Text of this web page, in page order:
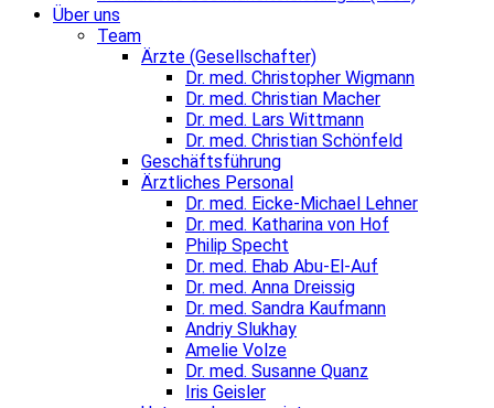
Über uns
Team
Ärzte (Gesellschafter)
Dr. med. Christopher Wigmann
Dr. med. Christian Macher
Dr. med. Lars Wittmann
Dr. med. Christian Schönfeld
Geschäftsführung
Ärztliches Personal
Dr. med. Eicke-Michael Lehner
Dr. med. Katharina von Hof
Philip Specht
Dr. med. Ehab Abu-El-Auf
Dr. med. Anna Dreissig
Dr. med. Sandra Kaufmann
Andriy Slukhay
Amelie Volze
Dr. med. Susanne Quanz
Iris Geisler